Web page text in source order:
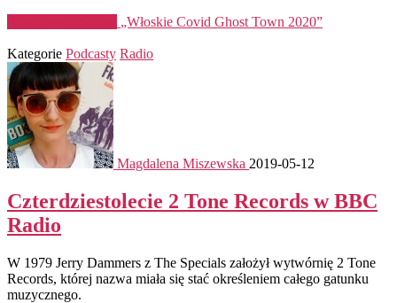
„Włoskie Covid Ghost Town 2020”
Kategorie Podcasty Radio
Magdalena Miszewska 2019-05-12
Czterdziestolecie 2 Tone Records w BBC
Radio
W 1979 Jerry Dammers z The Specials założył wytwórnię 2 Tone
Records, której nazwa miała się stać określeniem całego gatunku
muzycznego.